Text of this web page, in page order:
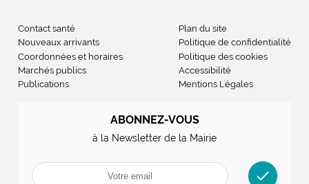
Contact santé
Nouveaux arrivants
Coordonnées et horaires
Marchés publics
Publications
Plan du site
Politique de confidentialité
Politique des cookies
Accessibilité
Mentions Légales
ABONNEZ-VOUS
à la Newsletter de la Mairie
check